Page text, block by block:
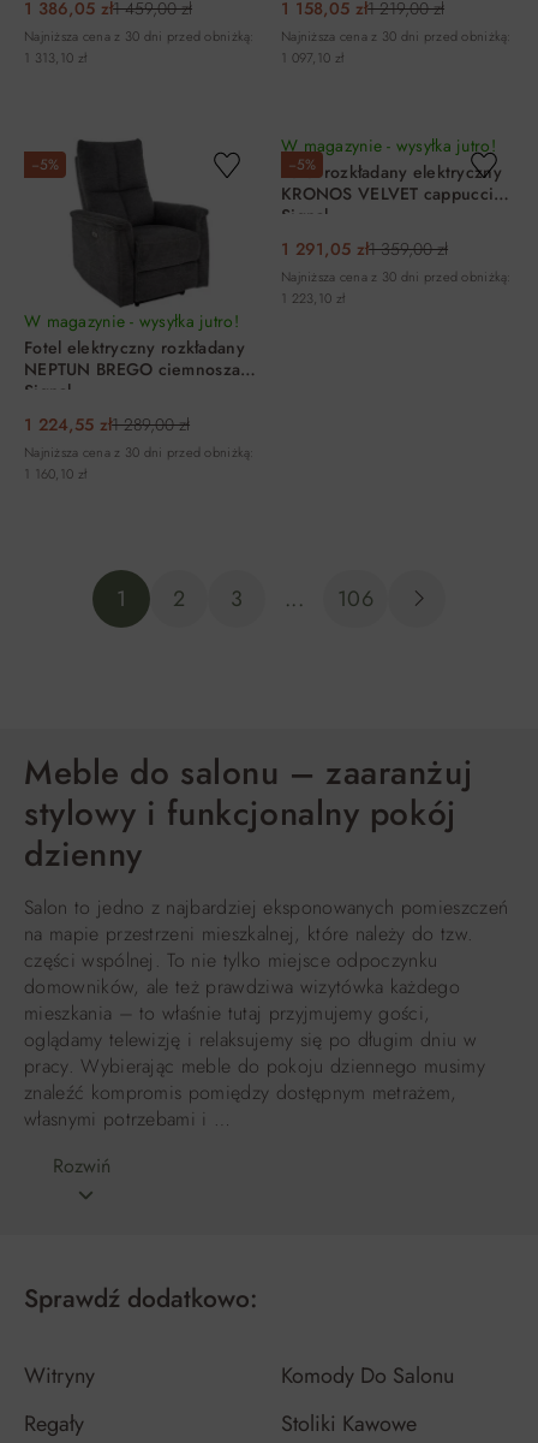
1 386,05 zł1 459,00 zł
Najniższa cena z 30 dni przed obniżką:
1 313,10 zł
1 158,05 zł1 219,00 zł
Najniższa cena z 30 dni przed obniżką:
1 097,10 zł
−5%
W magazynie - wysyłka jutro!
Fotel elektryczny rozkładany
NEPTUN BREGO ciemnoszary
Signal
1 224,55 zł1 289,00 zł
Najniższa cena z 30 dni przed obniżką:
1 160,10 zł
−5%
W magazynie - wysyłka jutro!
Fotel rozkładany elektryczny
KRONOS VELVET cappuccino
Signal
1 291,05 zł1 359,00 zł
Najniższa cena z 30 dni przed obniżką:
1 223,10 zł
1 2 3 ... 106
Meble do salonu – zaaranżuj
stylowy i funkcjonalny pokój
dzienny
Salon to jedno z najbardziej eksponowanych pomieszczeń
na mapie przestrzeni mieszkalnej, które należy do tzw.
części wspólnej. To nie tylko miejsce odpoczynku
domowników, ale też prawdziwa wizytówka każdego
mieszkania – to właśnie tutaj przyjmujemy gości,
oglądamy telewizję i relaksujemy się po długim dniu w
pracy. Wybierając meble do pokoju dziennego musimy
znaleźć kompromis pomiędzy dostępnym metrażem,
własnymi potrzebami i …
Rozwiń
Sprawdź dodatkowo:
Witryny
Komody Do Salonu
Regały
Stoliki Kawowe